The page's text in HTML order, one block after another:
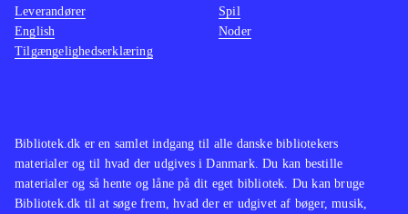
Bibliotek.dk er en samlet indgang til alle danske bibliotekers
materialer og til hvad der udgives i Danmark. Du kan bestille
materialer og så hente og låne på dit eget bibliotek. Du kan bruge
Bibliotek.dk til at søge frem, hvad der er udgivet af bøger, musik,
Leverandører
English
Tilgængelighedserklæring
Spil
Noder